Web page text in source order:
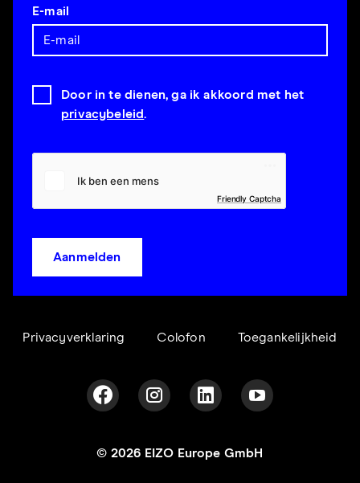
E-mail
Door in te dienen, ga ik akkoord met het
privacybeleid.
Friendly Captcha
Aanmelden
Privacyverklaring Colofon Toegankelijkheid
© 2026 EIZO Europe GmbH